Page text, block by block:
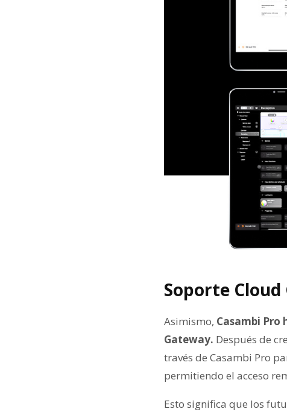
Soporte
Asimismo, Casambi
Gateway. Después de
través de Casambi Pro
permitiendo el acceso
Esto significa que los